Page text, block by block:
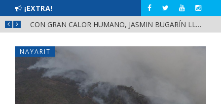
¡EXTRA!
CON GRAN CALOR HUMANO, JASMIN BUGARÍN LLEVA A LAS VARAS, COMPOSTELA, EL MENSAJE DE LA DEFENSA DE LA TRANSFORMACIÓN Y LA SOBERANÍA
NAYARIT